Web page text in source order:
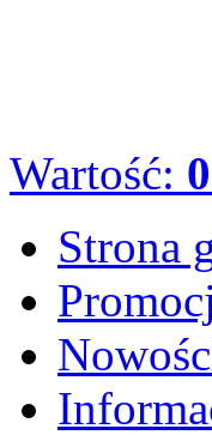
Wartość:
Strona